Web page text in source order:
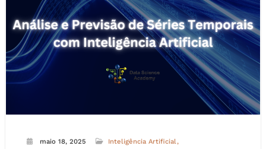
maio 18, 2025
Inteligência Artificial